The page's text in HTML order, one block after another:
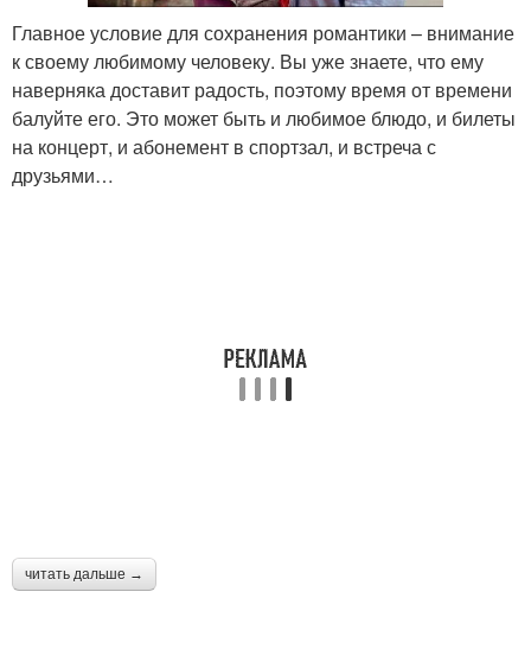
Главное условие для сохранения романтики – внимание
к своему любимому человеку. Вы уже знаете, что ему
наверняка доставит радость, поэтому время от времени
балуйте его. Это может быть и любимое блюдо, и билеты
на концерт, и абонемент в спортзал, и встреча с
друзьями…
читать дальше →